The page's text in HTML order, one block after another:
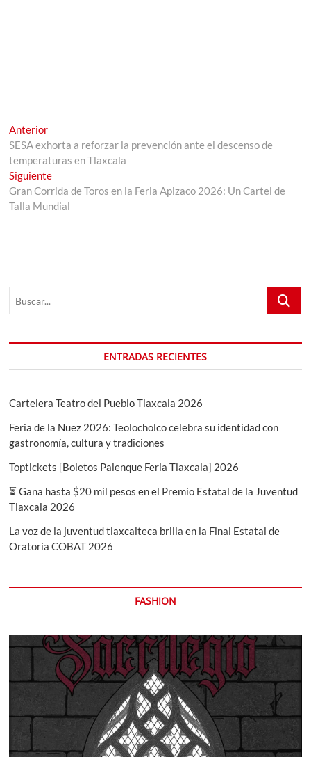
Navegación
de
entradas
AnteriorEntrada
anterior:
SESA exhorta a reforzar la prevención ante el descenso de
temperaturas en Tlaxcala
SiguienteEntrada
siguiente:
Gran Corrida de Toros en la Feria Apizaco 2026: Un Cartel de
Talla Mundial
Buscar...
ENTRADAS RECIENTES
Cartelera Teatro del Pueblo Tlaxcala 2026
Feria de la Nuez 2026: Teolocholco celebra su identidad con
gastronomía, cultura y tradiciones
Toptickets [Boletos Palenque Feria Tlaxcala] 2026
⏳ Gana hasta $20 mil pesos en el Premio Estatal de la Juventud
Tlaxcala 2026
La voz de la juventud tlaxcalteca brilla en la Final Estatal de
Oratoria COBAT 2026
FASHION